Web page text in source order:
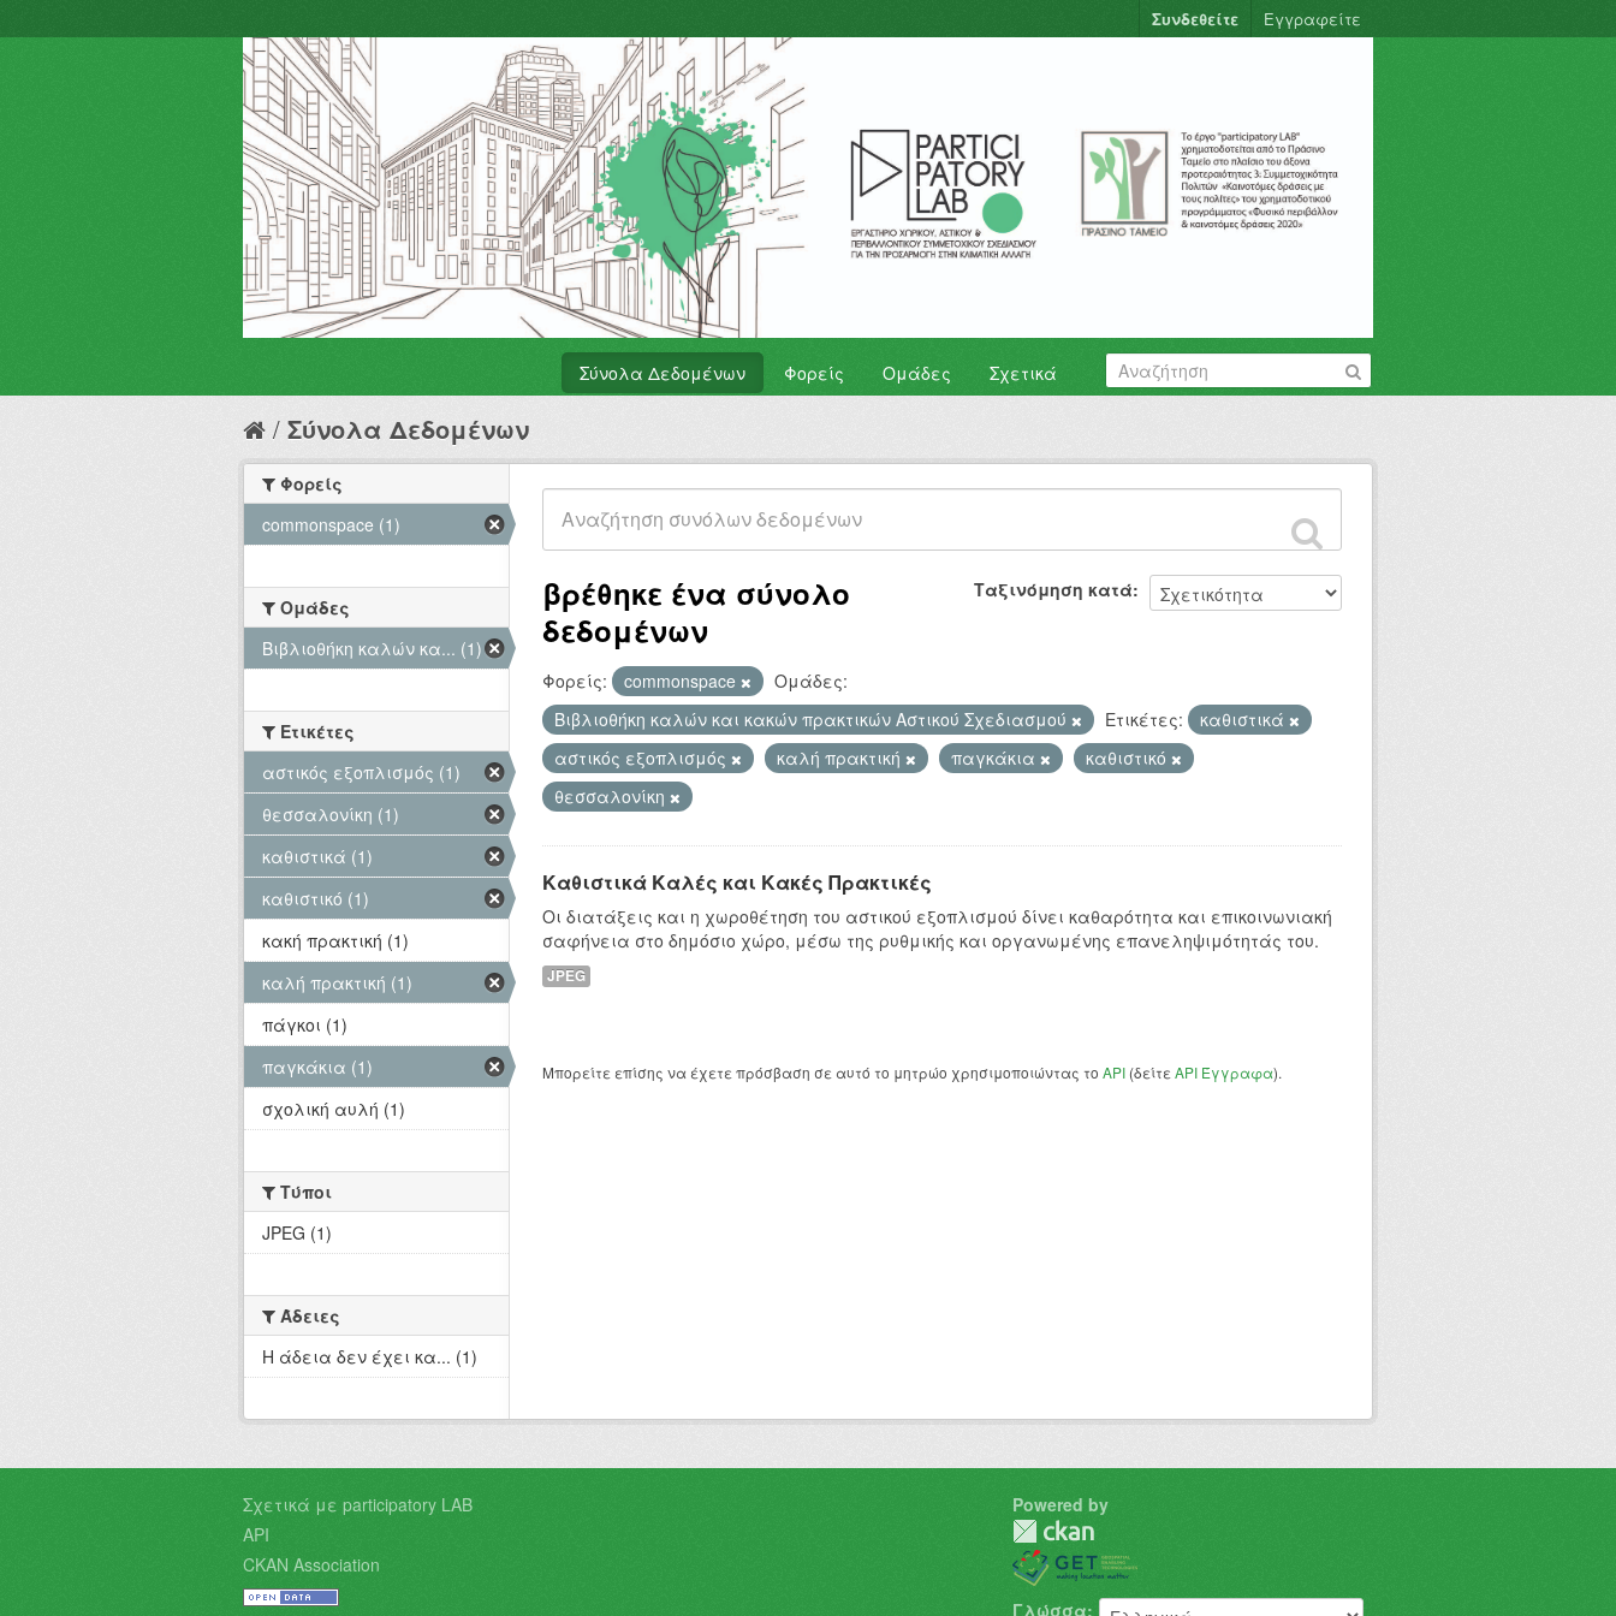
Συνδεθείτε Εγγραφείτε
Σύνολα Δεδομένων Φορείς Ομάδες Σχετικά
Σύνολα Δεδομένων
Ταξινόμηση κατά
βρέθηκε ένα σύνολο
δεδομένων
Φορείς: commonspace
Ομάδες:
Βιβλιοθήκη καλών και κακών πρακτικών Αστικού Σχεδιασμού
Ετικέτες:
καθιστικά
αστικός εξοπλισμός
καλή πρακτική παγκάκια
καθιστικό
θεσσαλονίκη
Καθιστικά Καλές και Κακές Πρακτικές
Οι διατάξεις και η χωροθέτηση του αστικού εξοπλισμού δίνει καθαρότητα και επικοινωνιακή
σαφήνεια στο δημόσιο χώρο, μέσω της ρυθμικής και οργανωμένης επανεληψιμότητάς του.
JPEG
Μπορείτε επίσης να έχετε πρόσβαση σε αυτό το μητρώο χρησιμοποιώντας το API (δείτε API Έγγραφα).
Φορείς
commonspace (1)
Ομάδες
Βιβλιοθήκη καλών κα... (1)
Ετικέτες
αστικός εξοπλισμός (1)
θεσσαλονίκη (1)
καθιστικά (1)
καθιστικό (1)
κακή πρακτική (1)
καλή πρακτική (1)
πάγκοι (1)
παγκάκια (1)
σχολική αυλή (1)
Τύποι
JPEG (1)
Άδειες
Η άδεια δεν έχει κα... (1)
Σχετικά με participatory LAB
API
CKAN Association
Powered by
Γλώσσα